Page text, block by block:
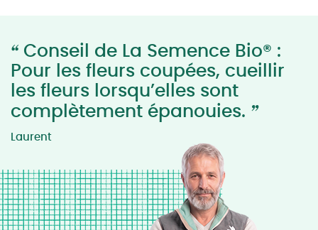
“ Conseil de La Semence Bio® :
Pour les fleurs coupées, cueillir
les fleurs lorsqu’elles sont
complètement épanouies. ”
Laurent